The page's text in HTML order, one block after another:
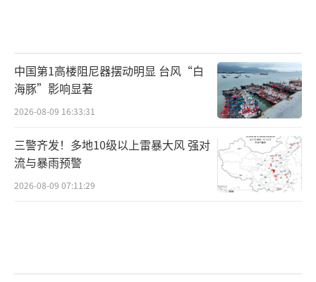
中国第1高楼阻尼器摆动明显 台风“白
海豚”影响显著
2026-08-09 16:33:31
三警齐发！多地10级以上雷暴大风 强对
流与暴雨预警
2026-08-09 07:11:29